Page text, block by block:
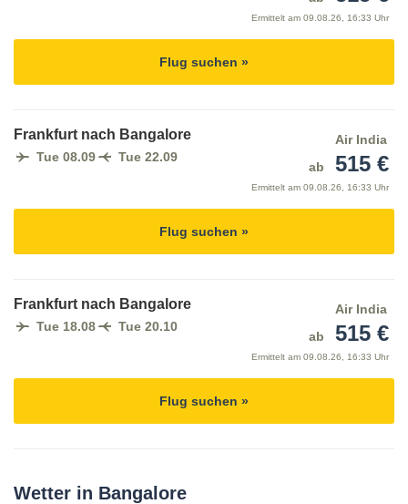
Ermittelt am 09.08.26, 16:33 Uhr
Flug suchen »
Frankfurt nach Bangalore
Tue 08.09 Tue 22.09
Air India
ab
515 €
Ermittelt am 09.08.26, 16:33 Uhr
Flug suchen »
Frankfurt nach Bangalore
Tue 18.08 Tue 20.10
Air India
ab
515 €
Ermittelt am 09.08.26, 16:33 Uhr
Flug suchen »
Wetter in Bangalore